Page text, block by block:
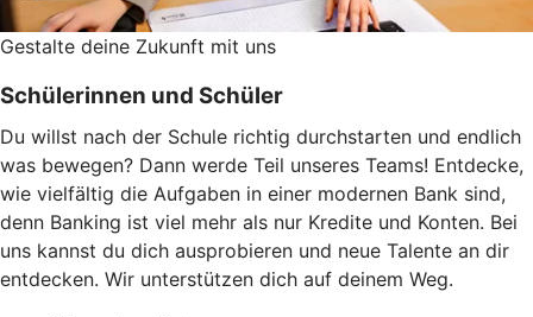
Gestalte deine Zukunft mit uns
Schülerinnen und Schüler
Du willst nach der Schule richtig durchstarten und endlich
was bewegen? Dann werde Teil unseres Teams! Entdecke,
wie vielfältig die Aufgaben in einer modernen Bank sind,
denn Banking ist viel mehr als nur Kredite und Konten. Bei
uns kannst du dich ausprobieren und neue Talente an dir
entdecken. Wir unterstützen dich auf deinem Weg.